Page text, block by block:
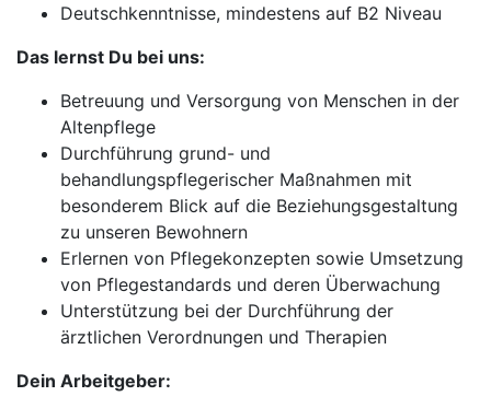
Deutschkenntnisse, mindestens auf B2 Niveau
Das lernst Du bei uns:
Betreuung und Versorgung von Menschen in der
Altenpflege
Durchführung grund- und
behandlungspflegerischer Maßnahmen mit
besonderem Blick auf die Beziehungsgestaltung
zu unseren Bewohnern
Erlernen von Pflegekonzepten sowie Umsetzung
von Pflegestandards und deren Überwachung
Unterstützung bei der Durchführung der
ärztlichen Verordnungen und Therapien
Dein Arbeitgeber: